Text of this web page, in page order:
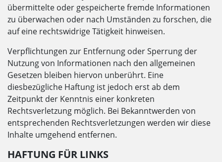
übermittelte oder gespeicherte fremde Informationen
zu überwachen oder nach Umständen zu forschen, die
auf eine rechtswidrige Tätigkeit hinweisen.
Verpflichtungen zur Entfernung oder Sperrung der
Nutzung von Informationen nach den allgemeinen
Gesetzen bleiben hiervon unberührt. Eine
diesbezügliche Haftung ist jedoch erst ab dem
Zeitpunkt der Kenntnis einer konkreten
Rechtsverletzung möglich. Bei Bekanntwerden von
entsprechenden Rechtsverletzungen werden wir diese
Inhalte umgehend entfernen.
HAFTUNG FÜR LINKS